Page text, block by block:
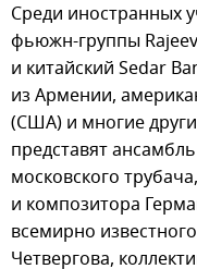
Среди иностранных
фьюжн-группы
и китайский Sedar
из Армении,
(США) и многие
представят
московского
и композитора
всемирно
Четвергова,